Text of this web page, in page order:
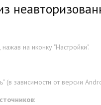
на иконку "Настройки".
(в зависимости от версии
: